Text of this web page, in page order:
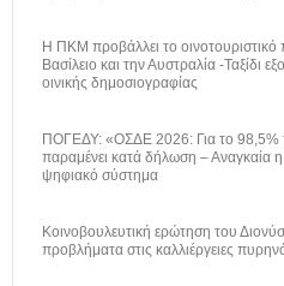
H ΠΚΜ προβάλλει το
Βασίλειο και την Αυστραλία -Ταξίδι
οινικής δημοσιογραφίας
ΠΟΓΕΔΥ: «ΟΣΔΕ 2026: Για το 98,5%
παραμένει κατά δήλωση – Αναγκαία
ψηφιακό σύστημα
Κοινοβουλευτική ερώτηση του
προβλήματα στις καλλιέργειες